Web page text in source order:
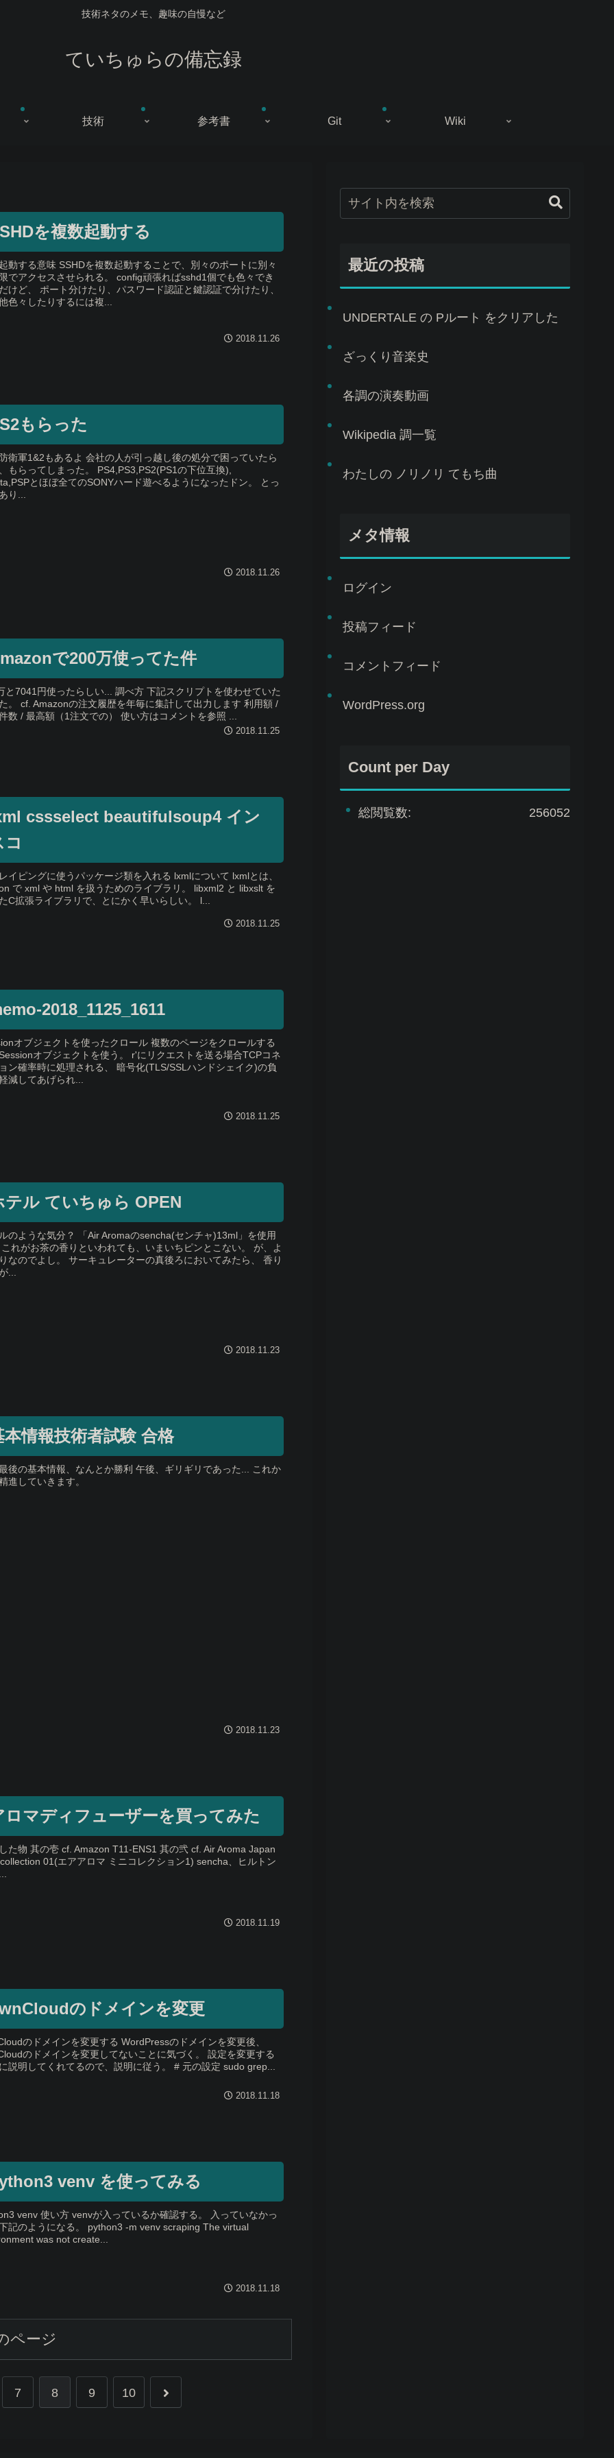
技術ネタのメモ、趣味の自慢など
ていちゅらの備忘録
技術 参考書 Git Wiki
を複数起動する
動する意味 SSHDを複数起動することで、別々のポートに別々
でアクセスさせられる。 config頑張ればsshd1個でも色々でき
けど、 ポート分けたり、パスワード認証と鍵認証で分けたり、
色々したりするには複...
2018.11.26
もらった
衛軍1&2もあるよ 会社の人が引っ越し後の処分で困っていたら
もらってしまった。 PS4,PS3,PS2(PS1の下位互換),
とほぼ全てのSONYハード遊べるようになったドン。 とっ
り...
2018.11.26
で200万使ってた件
と7041円使ったらしい... 調べ方 下記スクリプトを使わせていた
。 cf. Amazonの注文履歴を年毎に集計して出力します 利用額 /
数 / 最高額（1注文での） 使い方はコメントを参照 ...
2018.11.25
cssselect beautifulsoup4 イン
コ
イピングに使うパッケージ類を入れる lxmlについて lxmlとは、
で xml や html を扱うためのライブラリ。 libxml2 と libxslt を
C拡張ライブラリで、とにかく早いらしい。 l...
2018.11.25
2018_1125_1611
オブジェクトを使ったクロール 複数のページをクロールする
オブジェクトを使う。 r'にリクエストを送る場合TCPコネ
ン確率時に処理される、 暗号化(TLS/SSLハンドシェイク)の負
減してあげられ...
2018.11.25
テル ていちゅら OPEN
のような気分？ 「Air Aromaのsencha(センチャ)13ml」を使用
れがお茶の香りといわれても、いまいちピンとこない。 が、よ
なのでよし。 サーキュレーターの真後ろにおいてみたら、 香り
...
2018.11.23
本情報技術者試験 合格
後の基本情報、なんとか勝利 午後、ギリギリであった... これか
進していきます。
2018.11.23
ロマディフューザーを買ってみた
た物 其の壱 cf. Amazon T11-ENS1 其の弐 cf. Air Aroma Japan
01(エアアロマ ミニコレクション1) sencha、ヒルトン
2018.11.19
のドメインを変更
のドメインを変更する WordPressのドメインを変更後、
のドメインを変更してないことに気づく。 設定を変更する
説明してくれてるので、説明に従う。 # 元の設定 sudo grep...
2018.11.18
venv を使ってみる
venv 使い方 venvが入っているか確認する。 入っていなかっ
記のようになる。 python3 -m venv scraping The virtual
was not create...
2018.11.18
ページ
7 8 9 10
最近の投稿
UNDERTALE の Pルート をクリアした
ざっくり音楽史
各調の演奏動画
Wikipedia 調一覧
わたしの ノリノリ てもち曲
メタ情報
ログイン
投稿フィード
コメントフィード
WordPress.org
Count per Day
256052
総閲覧数: